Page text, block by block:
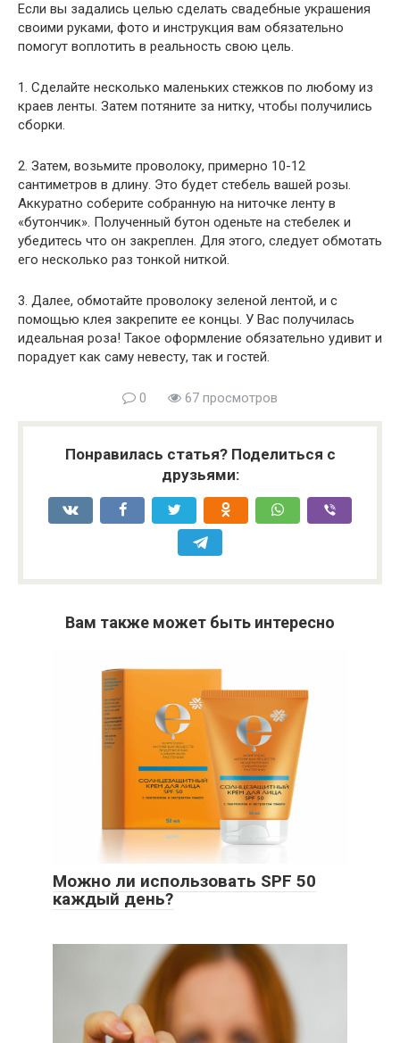
Если вы задались целью сделать свадебные украшения
своими руками, фото и инструкция вам обязательно
помогут воплотить в реальность свою цель.
1. Сделайте несколько маленьких стежков по любому из
краев ленты. Затем потяните за нитку, чтобы получились
сборки.
2. Затем, возьмите проволоку, примерно 10-12
сантиметров в длину. Это будет стебель вашей розы.
Аккуратно соберите собранную на ниточке ленту в
«бутончик». Полученный бутон оденьте на стебелек и
убедитесь что он закреплен. Для этого, следует обмотать
его несколько раз тонкой ниткой.
3. Далее, обмотайте проволоку зеленой лентой, и с
помощью клея закрепите ее концы. У Вас получилась
идеальная роза! Такое оформление обязательно удивит и
порадует как саму невесту, так и гостей.
0 67 просмотров
Понравилась статья? Поделиться с
друзьями:
Вам также может быть интересно
Можно ли использовать SPF 50
каждый день?